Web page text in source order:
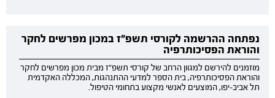
נפתחה ההרשמה לקורסי תשפ"ז במכון מפרשים לחקר
והוראת הפסיכותרפיה
מוזמנים להירשם למגוון הרחב של קורסי תשפ"ז מבית מכון מפרשים לחקר
והוראת הפסיכותרפיה, בית הספר למדעי ההתנהגות, המכללה האקדמית
תל אביב-יפו, המוצעים לאנשי מקצוע בתחומי הטיפול.